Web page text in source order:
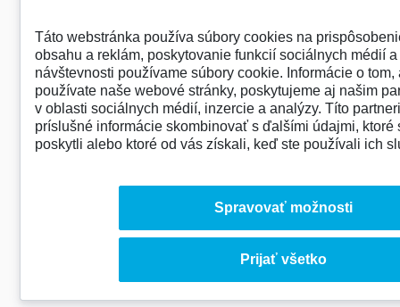
Táto webstránka používa súbory cookies na
obsahu a reklám, poskytovanie funkcií sociálnych médií
návštevnosti používame súbory cookie. Informácie o tom,
používate naše webové stránky, poskytujeme aj našim
v oblasti sociálnych médií, inzercie a analýzy. Títo
príslušné informácie skombinovať s ďalšími údajmi, ktoré
poskytli alebo ktoré od vás získali, keď ste používali ich
Spravovať možnosti
Prijať všetko